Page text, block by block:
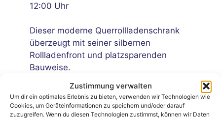
Zustimmung verwalten
Um dir ein optimales Erlebnis zu bieten, verwenden wir Technologien wie
Cookies, um Geräteinformationen zu speichern und/oder darauf
zuzugreifen. Wenn du diesen Technologien zustimmst, können wir Daten
12:00 Uhr
Dieser moderne Querrollladenschrank
überzeugt mit seiner silbernen
Rollladenfront und platzsparenden
Bauweise.
ermöglicht einen schnellen und
bequemen Zugriff auf den Innenraum –